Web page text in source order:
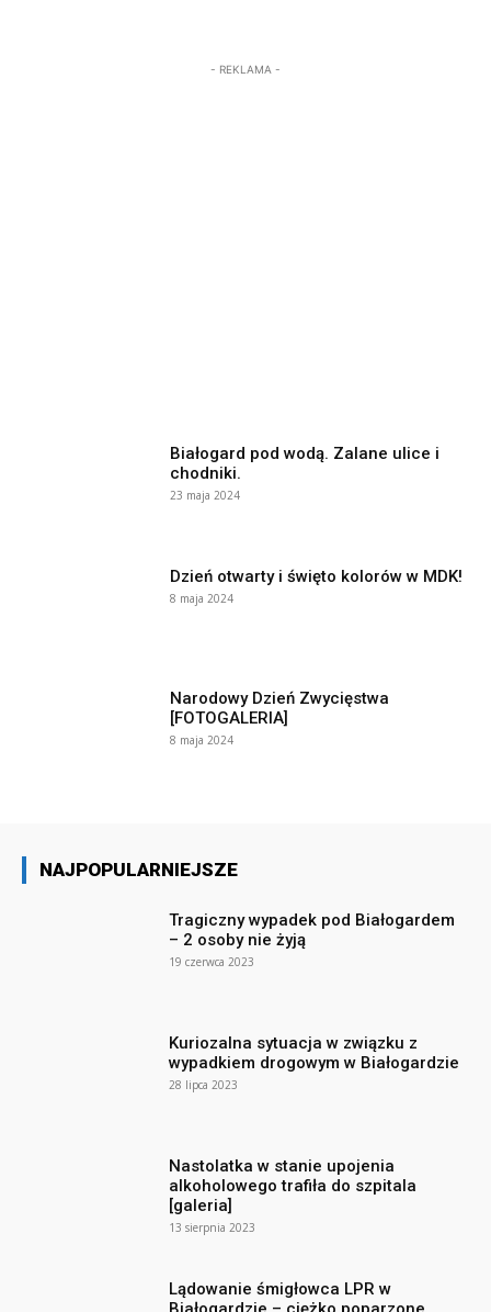
- REKLAMA -
Białogard pod wodą. Zalane ulice i
chodniki.
23 maja 2024
Dzień otwarty i święto kolorów w MDK!
8 maja 2024
Narodowy Dzień Zwycięstwa
[FOTOGALERIA]
8 maja 2024
NAJPOPULARNIEJSZE
Tragiczny wypadek pod Białogardem
– 2 osoby nie żyją
19 czerwca 2023
Kuriozalna sytuacja w związku z
wypadkiem drogowym w Białogardzie
28 lipca 2023
Nastolatka w stanie upojenia
alkoholowego trafiła do szpitala
[galeria]
13 sierpnia 2023
Lądowanie śmigłowca LPR w